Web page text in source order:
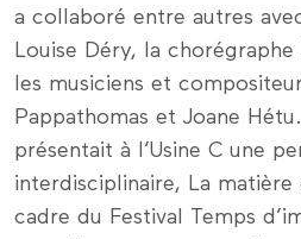
a collaboré entre autres
Louise Déry, la
les musiciens et
Pappathomas et Joane
présentait à l’Usine C une
interdisciplinaire, La matière
cadre du Festival Temps